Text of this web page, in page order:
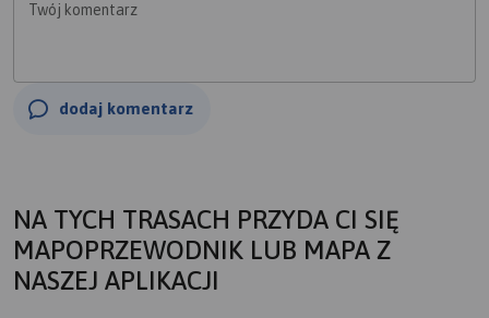
Twój komentarz
dodaj komentarz
NA TYCH TRASACH PRZYDA CI SIĘ
MAPOPRZEWODNIK LUB MAPA Z
NASZEJ APLIKACJI